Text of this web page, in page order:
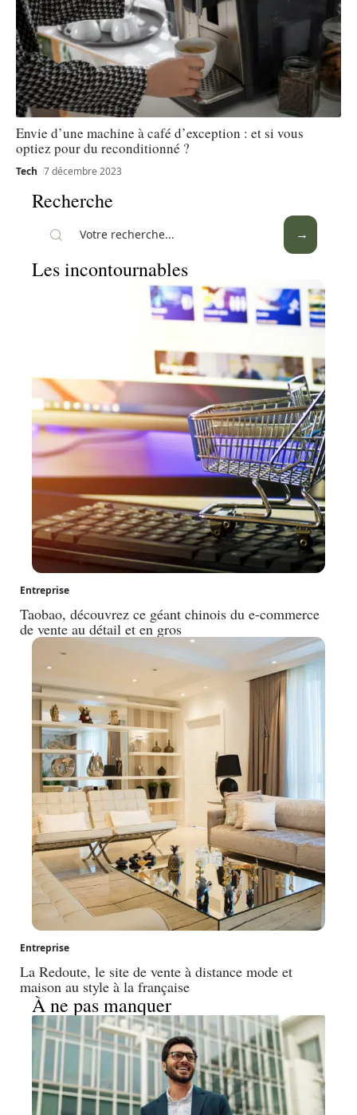
Envie d’une machine à café d’exception : et si vous
optiez pour du reconditionné ?
Tech 7 décembre 2023
Recherche
Les incontournables
Entreprise
Taobao, découvrez ce géant chinois du e-commerce
de vente au détail et en gros
Entreprise
La Redoute, le site de vente à distance mode et
maison au style à la française
À ne pas manquer